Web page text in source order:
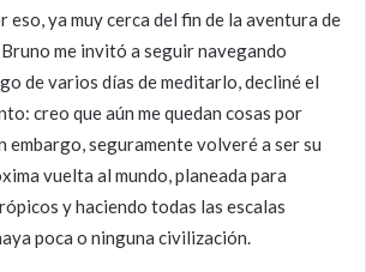
eso, ya muy cerca del fin de la aventura de
me invitó a seguir navegando
de varios días de meditarlo, decliné el
creo que aún me quedan cosas por
embargo, seguramente volveré a ser su
vuelta al mundo, planeada para
y haciendo todas las escalas
poca o ninguna civilización.